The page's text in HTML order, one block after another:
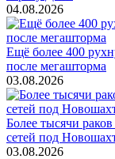
04.08.2026
Ещё более 400
после мегашторма
03.08.2026
Более тысячи
сетей под
03.08.2026